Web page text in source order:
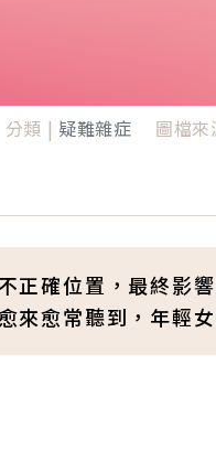
分類 | 疑難雜症 圖檔來
正確位置，最終影
來愈常聽到，年輕